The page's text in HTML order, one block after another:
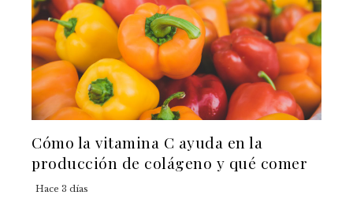
Cómo la vitamina C ayuda en la
producción de colágeno y qué comer
Hace 3 días